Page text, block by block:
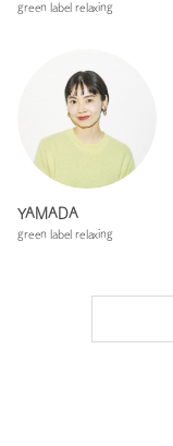
green label relaxing
YAMADA
green label relaxing